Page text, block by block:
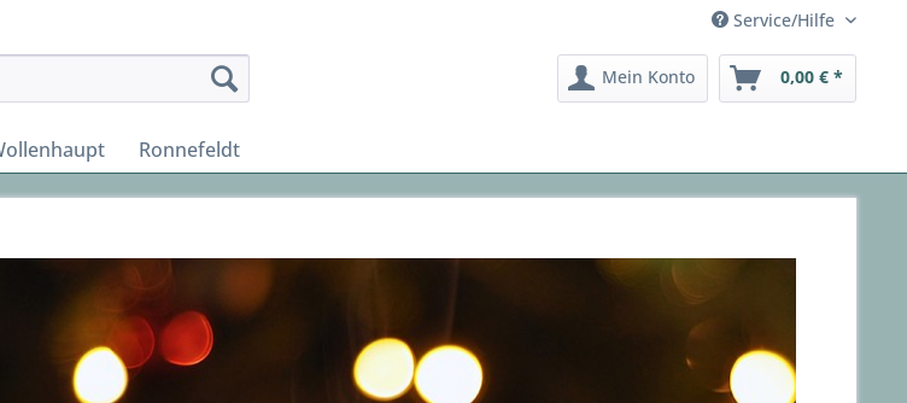
Service/Hilfe
Mein Konto 0,00 € *
Ronnefeldt